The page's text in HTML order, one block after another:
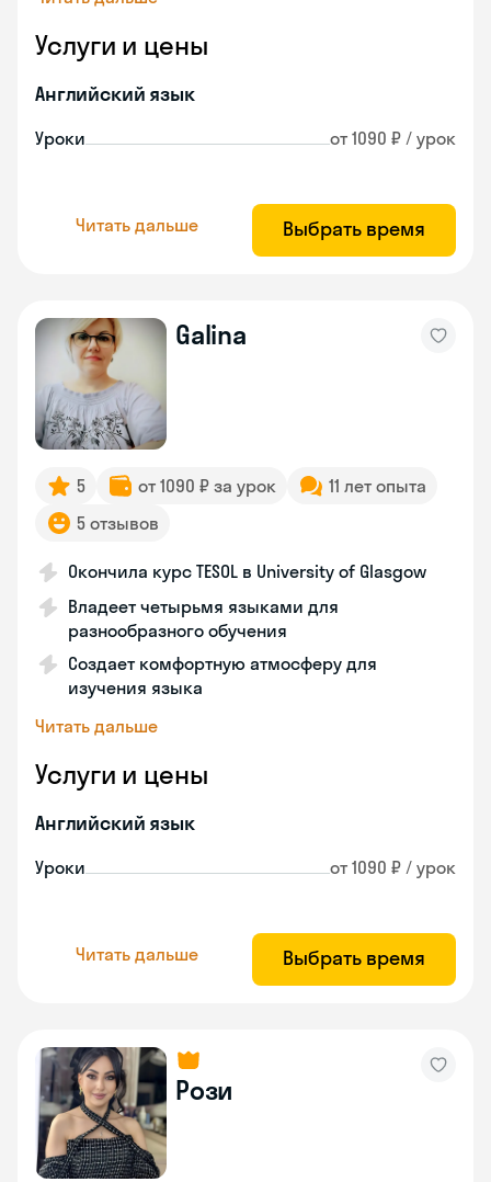
Услуги и цены
Английский язык
Уроки от 1090 ₽ / урок
Читать дальше Выбрать время
Galina
5 от 1090 ₽ за урок
11 лет опыта
5 отзывов
Окончила курс TESOL в University of Glasgow
Владеет четырьмя языками для
разнообразного обучения
Создает комфортную атмосферу для
изучения языка
Читать дальше
Услуги и цены
Английский язык
Уроки от 1090 ₽ / урок
Читать дальше Выбрать время
Рози